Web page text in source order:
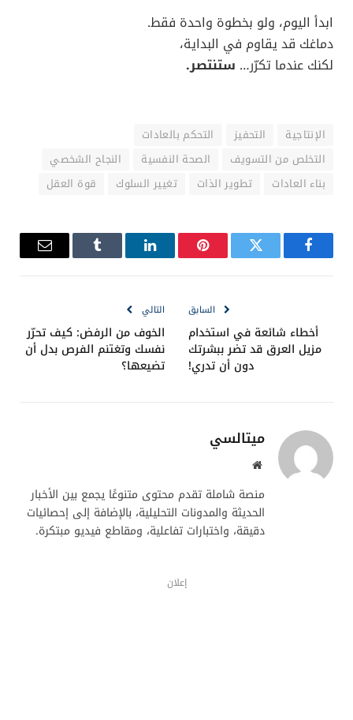
ابدأ اليوم، ولو بخطوة واحدة فقط.
دماغك قد يقاوم في البداية،
لكنك عندما تكرّر… ستنتصر.
الإنتاجية التحفيز
التحكم بالعادات
التخلص من التسويف
الصحة النفسية
النجاح الشخصي
بناء العادات
تطوير الذات تغيير السلوك قوة العقل
فيسبوك تويتر بينتيريستلينكدإن Tumblr
البريد
السابق
أخطاء شائعة في استخدام
مزيل العرق قد تضر ببشرتك
دون أن تدري!
التالي
الخوف من الرفض: كيف تحرّر
نفسك وتغتنم الفرص بدل أن
تضيعها؟
ميتالسي
موقع
منصة شاملة تقدم محتوى متنوعًا يجمع بين الأخبار
الحديثة والمدونات التحليلية، بالإضافة إلى إحصائيات
دقيقة، واختبارات تفاعلية، ومقاطع فيديو مبتكرة.
إعلان